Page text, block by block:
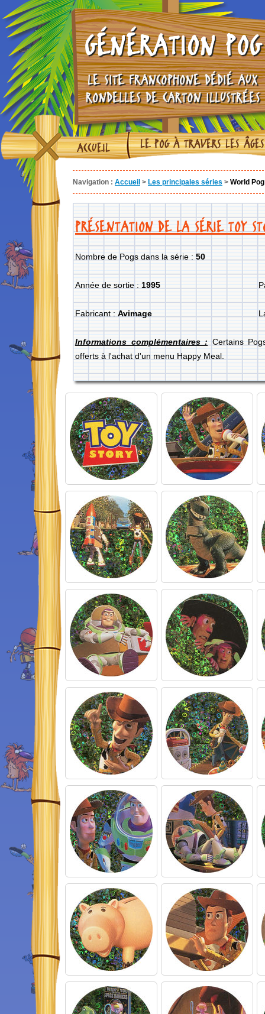
GÉNÉRATION POG
LE SITE FRANCOPHONE DÉDIÉ AUX
RONDELLES DE CARTON ILLUSTRÉES
ACCUEIL LE POG À TRAVERS LES ÂGES
Navigation : Accueil > Les principales séries > World
PRÉSENTATION DE LA SÉRIE TOY
Nombre de Pogs dans la série : 50
Année de sortie : 1995
Fabricant : Avimage
Informations complémentaires : Certains
offerts à l'achat d'un menu Happy Meal.